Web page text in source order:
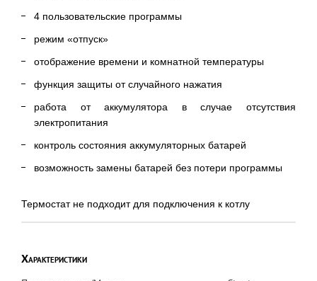
4 пользовательские программы
режим «отпуск»
отображение времени и комнатной температуры
функция защиты от случайного нажатия
работа от аккумулятора в случае отсутствия
электропитания
контроль состояния аккумуляторных батарей
возможность замены батарей без потери программы
Термостат не подходит для подключения к котлу
Характеристики